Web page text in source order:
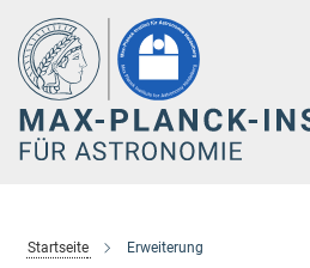
Hauptinhalt
Startseite Erweiterung